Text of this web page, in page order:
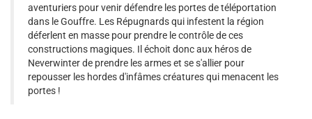
aventuriers pour venir défendre les portes de téléportation
dans le Gouffre. Les Répugnards qui infestent la région
déferlent en masse pour prendre le contrôle de ces
constructions magiques. Il échoit donc aux héros de
Neverwinter de prendre les armes et se s'allier pour
repousser les hordes d'infâmes créatures qui menacent les
portes !